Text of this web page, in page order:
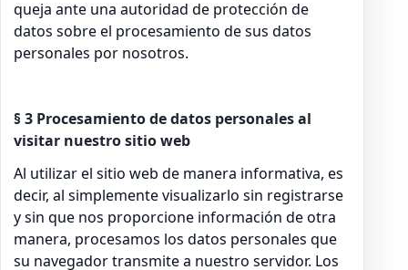
queja ante una autoridad de protección de
datos sobre el procesamiento de sus datos
personales por nosotros.
§ 3 Procesamiento de datos personales al
visitar nuestro sitio web
Al utilizar el sitio web de manera informativa, es
decir, al simplemente visualizarlo sin registrarse
y sin que nos proporcione información de otra
manera, procesamos los datos personales que
su navegador transmite a nuestro servidor. Los